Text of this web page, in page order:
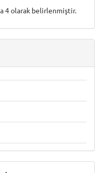
4 olarak belirlenmiştir.